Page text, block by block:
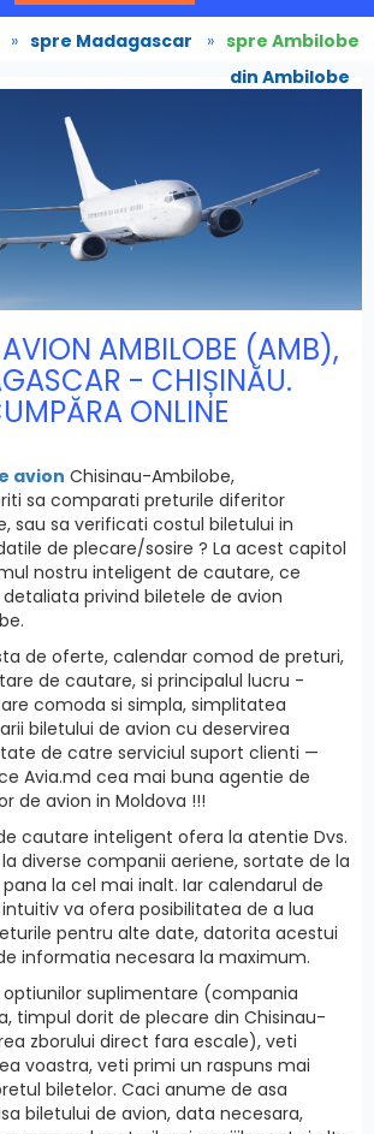
» spre Madagascar » spre Ambilobe
din Ambilobe
AVION AMBILOBE (AMB),
- CHIȘINĂU.
ONLINE
avion Chisinau-Ambilobe,
sa comparati preturile diferitor
sau sa verificati costul biletului in
de plecare/sosire ? La acest capitol
nostru inteligent de cautare, ce
privind biletele de avion
de oferte, calendar comod de preturi,
de cautare, si principalul lucru -
comoda si simpla, simplitatea
biletului de avion cu deservirea
de catre serviciul suport clienti —
Avia.md cea mai buna agentie de
de avion in Moldova !!!
cautare inteligent ofera la atentie Dvs.
diverse companii aeriene, sortate de la
la cel mai inalt. Iar calendarul de
va ofera posibilitatea de a lua
pentru alte date, datorita acestui
informatia necesara la maximum.
suplimentare (compania
timpul dorit de plecare din Chisinau-
zborului direct fara escale), veti
voastra, veti primi un raspuns mai
biletelor. Caci anume de asa
biletului de avion, data necesara,